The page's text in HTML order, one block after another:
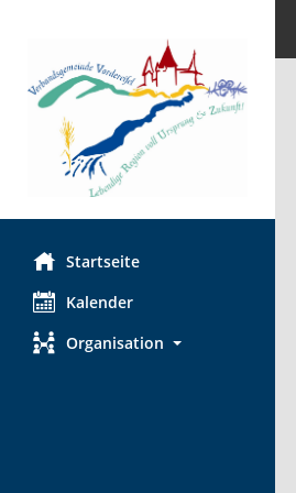
Startseite
Kalender
Organisation